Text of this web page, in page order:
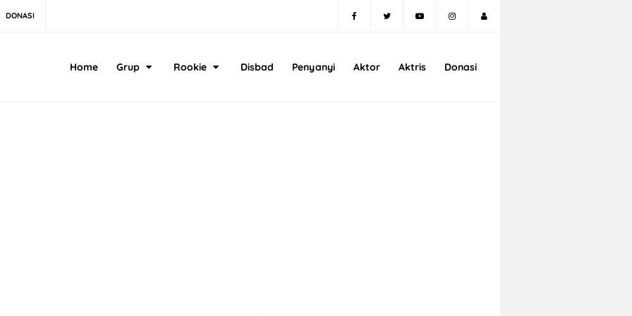
DONASI
Home Grup Rookie Disbad Penyanyi Aktor Aktris Donasi